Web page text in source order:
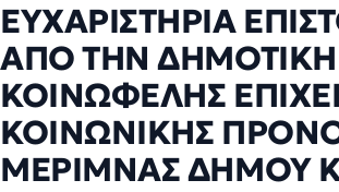
ΕΥΧΑΡΙΣΤΗΡΙΑ
ΑΠΟ ΤΗΝ ΔΗΜΟΤΙΚΗ
ΚΟΙΝΩΦΕΛΗΣ
ΚΟΙΝΩΝΙΚΗΣ
ΜΕΡΙΜΝΑΣ ΔΗΜΟΥ